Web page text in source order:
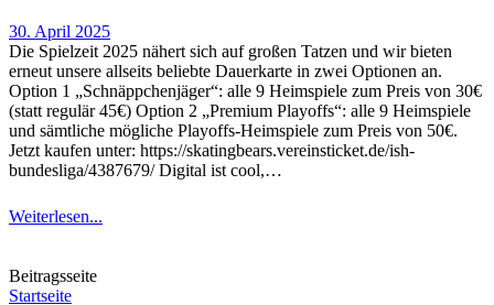
30. April 2025
Die Spielzeit 2025 nähert sich auf großen Tatzen und wir bieten
erneut unsere allseits beliebte Dauerkarte in zwei Optionen an.
Option 1 „Schnäppchenjäger“: alle 9 Heimspiele zum Preis von 30€
(statt regulär 45€) Option 2 „Premium Playoffs“: alle 9 Heimspiele
und sämtliche mögliche Playoffs-Heimspiele zum Preis von 50€.
Jetzt kaufen unter: https://skatingbears.vereinsticket.de/ish-
bundesliga/4387679/ Digital ist cool,…
Weiterlesen...
Beitragsseite
Startseite